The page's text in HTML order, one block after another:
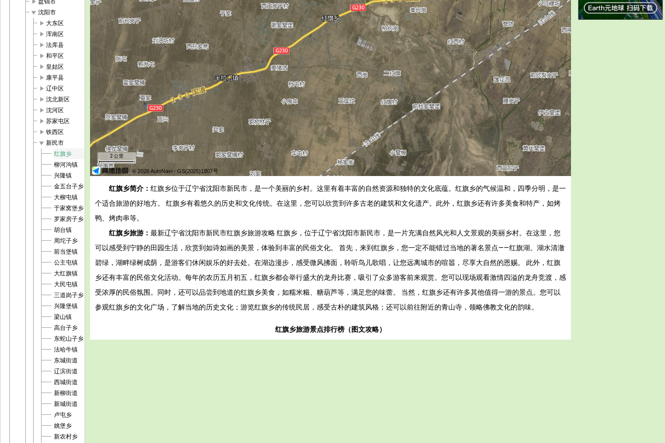
盘锦市
play_arrow 沈阳市
play_arrow 大东区
play_arrow 浑南区
play_arrow 法库县
play_arrow 和平区
play_arrow 皇姑区
play_arrow 康平县
play_arrow 辽中区
play_arrow 沈北新区
play_arrow 沈河区
play_arrow 苏家屯区
play_arrow 铁西区
play_arrow 新民市
红旗乡
柳河沟镇
兴隆镇
金五台子乡
大柳屯镇
于家窝堡乡
罗家房子乡
胡台镇
周坨子乡
前当堡镇
公主屯镇
大红旗镇
大民屯镇
三道岗子乡
兴隆堡镇
梁山镇
高台子乡
东蛇山子乡
法哈牛镇
东城街道
辽滨街道
西城街道
新柳街道
新城街道
卢屯乡
姚堡乡
新农村乡
2 公里
© 2026 AutoNavi - GS(2025)1807号
红旗乡简介： 红旗乡位于辽宁省沈阳市新民市，是一个美丽的乡村。这里有着丰富的自然资源和独特的文化底蕴。红旗乡的气候温和，四季分明，是一
个适合旅游的好地方。 红旗乡有着悠久的历史和文化传统。在这里，您可以欣赏到许多古老的建筑和文化遗产。此外，红旗乡还有许多美食和特产，如烤
鸭、烤肉串等。
红旗乡旅游： 最新辽宁省沈阳市新民市红旗乡旅游攻略 红旗乡，位于辽宁省沈阳市新民市，是一片充满自然风光和人文景观的美丽乡村。在这里，您
可以感受到宁静的田园生活，欣赏到如诗如画的美景，体验到丰富的民俗文化。 首先，来到红旗乡，您一定不能错过当地的著名景点——红旗湖。湖水清澈
碧绿，湖畔绿树成荫，是游客们休闲娱乐的好去处。在湖边漫步，感受微风拂面，聆听鸟儿歌唱，让您远离城市的喧嚣，尽享大自然的恩赐。 此外，红旗
乡还有丰富的民俗文化活动。每年的农历五月初五，红旗乡都会举行盛大的龙舟比赛，吸引了众多游客前来观赏。您可以现场观看激情四溢的龙舟竞渡，感
受浓厚的民俗氛围。同时，还可以品尝到地道的红旗乡美食，如糯米糍、糖葫芦等，满足您的味蕾。 当然，红旗乡还有许多其他值得一游的景点。您可以
参观红旗乡的文化广场，了解当地的历史文化；游览红旗乡的传统民居，感受古朴的建筑风格；还可以前往附近的青山寺，领略佛教文化的韵味。
红旗乡旅游景点排行榜（图文攻略）